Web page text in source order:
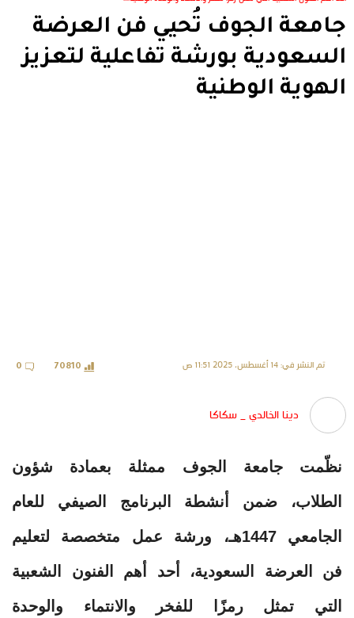
جامعة الجوف تُحيي فن العرضة
السعودية بورشة تفاعلية لتعزيز
الهوية الوطنية
تم النشر في: 14 أغسطس، 2025 11:51 ص 70810
0
دينا الخالدي _ سكاكا
نظّمت جامعة الجوف ممثلة بعمادة شؤون
الطلاب، ضمن أنشطة البرنامج الصيفي للعام
الجامعي 1447هـ، ورشة عمل متخصصة لتعليم
فن العرضة السعودية، أحد أهم الفنون الشعبية
التي تمثل رمزًا للفخر والانتماء والوحدة